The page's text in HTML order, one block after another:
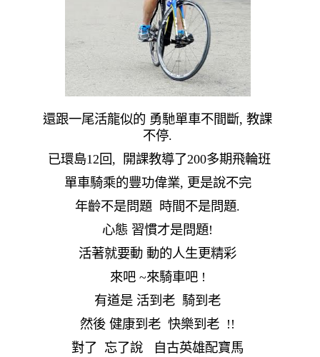
還跟一尾活龍似的 勇馳單車不間斷, 教課
不停.
已環島12回, 開課教導了200多期飛輪班
單車騎乘的豐功偉業, 更是說不完
年齡不是問題 時間不是問題.
心態 習慣才是問題!
活著就要動 動的人生更精彩
來吧 ~來騎車吧 !
有道是 活到老 騎到老
然後 健康到老 快樂到老 !!
對了 忘了說 自古英雄配寶馬